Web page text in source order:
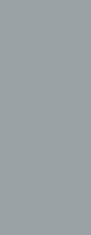
Internetseite zu
Internetseite, die
nicht bei
erneut seine
dies von der
übernommen
Cookie eines
Online-Shop
Kunde in den
ein Cookie.
Setzung von
jederzeit
Einstellung des
und damit
dauerhaft
bereits gesetzte
oder
werden. Dies
möglich.
die Setzung von